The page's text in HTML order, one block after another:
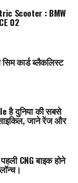
Scooter : BMW
02
कार्ड ब्लैकलिस्ट
है दुनिया की सबसे
जाने रेंज और
CNG बाइक होने